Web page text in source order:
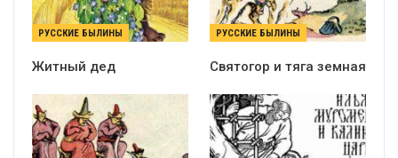
РУССКИЕ БЫЛИНЫ
Житный дед
РУССКИЕ БЫЛИНЫ
Святогор и тяга земная